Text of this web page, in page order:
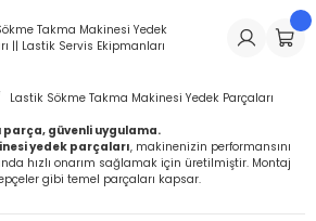
Geri Dön
Geri Dön
Geri Dön
Geri Dön
Geri Dön
Geri Dön
Geri Dön
Lastik Sökme Takma Makinesi Yedek Parçaları
parça, güvenli uygulama.
yedek parçaları, makinenizin performansını
hızlı onarım sağlamak için üretilmiştir. Montaj
gibi temel parçaları kapsar.